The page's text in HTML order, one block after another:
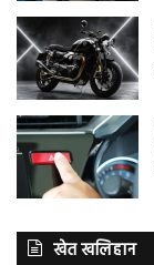
खेत खलिहान